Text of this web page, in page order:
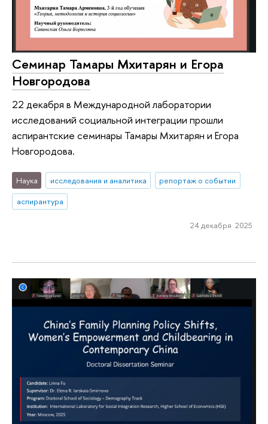
Семинар Тамары Мхитарян и Егора
Новгородова
22 декабря в Международной лаборатории
исследований социальной интеграции прошли
аспирантские семинары Тамары Мхитарян и Егора
Новгородова.
Наука исследования и аналитика
репортаж о событии
аспирантура
24 декабря 2025